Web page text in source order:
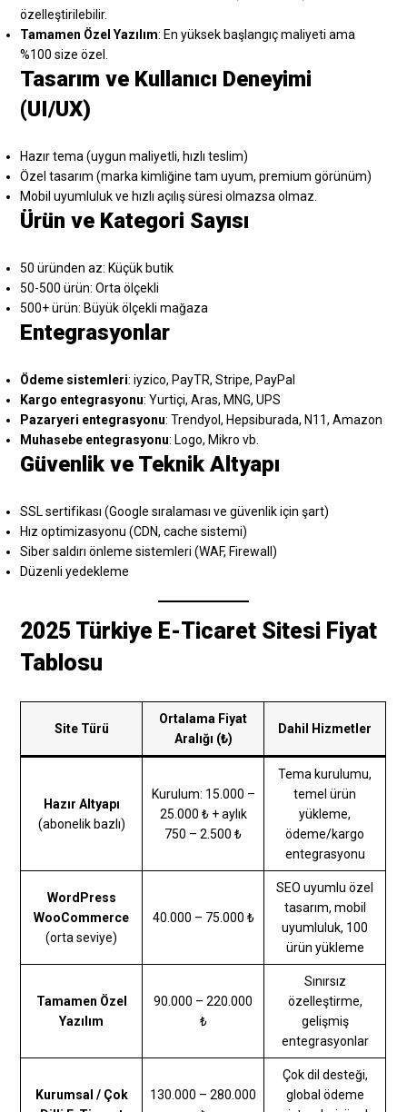
özelleştirilebilir.
Tamamen Özel Yazılım: En yüksek başlangıç maliyeti ama
%100 size özel.
Tasarım ve Kullanıcı Deneyimi
(UI/UX)
Hazır tema (uygun maliyetli, hızlı teslim)
Özel tasarım (marka kimliğine tam uyum, premium görünüm)
Mobil uyumluluk ve hızlı açılış süresi olmazsa olmaz.
Ürün ve Kategori Sayısı
50 üründen az: Küçük butik
50-500 ürün: Orta ölçekli
500+ ürün: Büyük ölçekli mağaza
Entegrasyonlar
Ödeme sistemleri: iyzico, PayTR, Stripe, PayPal
Kargo entegrasyonu: Yurtiçi, Aras, MNG, UPS
Pazaryeri entegrasyonu: Trendyol, Hepsiburada, N11, Amazon
Muhasebe entegrasyonu: Logo, Mikro vb.
Güvenlik ve Teknik Altyapı
SSL sertifikası (Google sıralaması ve güvenlik için şart)
Hız optimizasyonu (CDN, cache sistemi)
Siber saldırı önleme sistemleri (WAF, Firewall)
Düzenli yedekleme
2025 Türkiye E-Ticaret Sitesi Fiyat
Tablosu
Site Türü
Ortalama Fiyat
Aralığı (₺)
Dahil Hizmetler
Hazır Altyapı
(abonelik bazlı)
Kurulum: 15.000 –
25.000 ₺ + aylık
750 – 2.500 ₺
Tema kurulumu,
temel ürün
yükleme,
ödeme/kargo
entegrasyonu
WordPress
WooCommerce
(orta seviye)
40.000 – 75.000 ₺
SEO uyumlu özel
tasarım, mobil
uyumluluk, 100
ürün yükleme
Tamamen Özel
Yazılım
90.000 – 220.000
₺
Sınırsız
özelleştirme,
gelişmiş
entegrasyonlar
Kurumsal / Çok
130.000 – 280.000
Çok dil desteği,
global ödeme